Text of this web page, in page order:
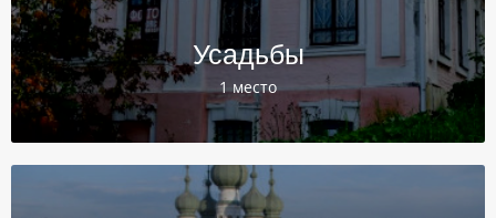
Усадьбы
1 место